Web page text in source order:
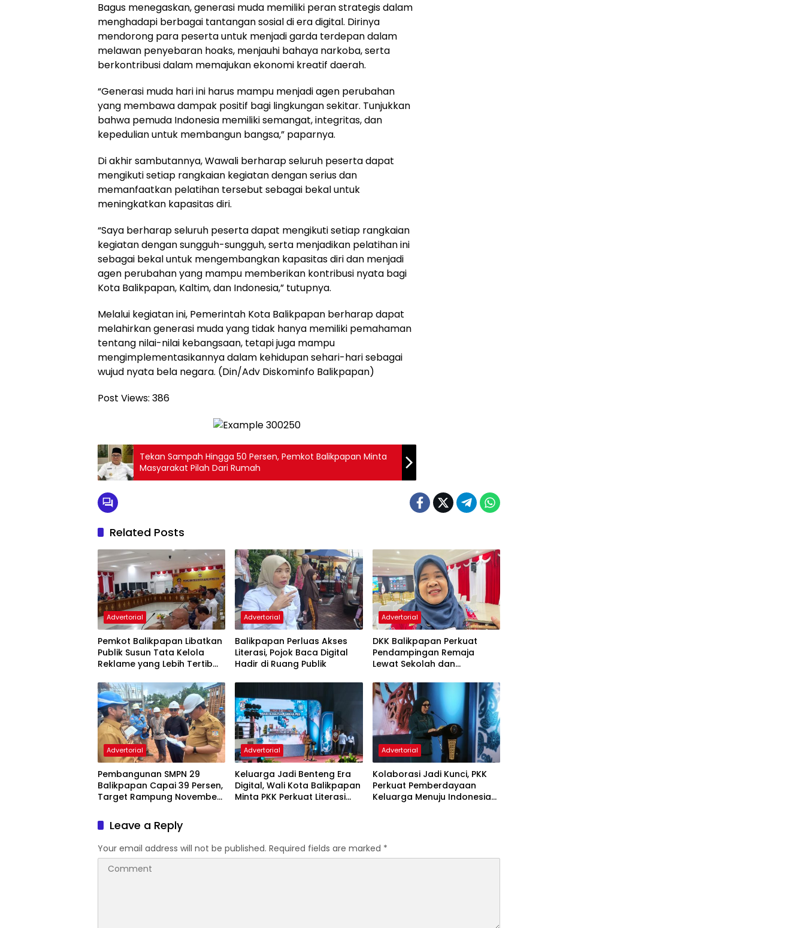
Bagus menegaskan, generasi muda memiliki peran strategis dalam
menghadapi berbagai tantangan sosial di era digital. Dirinya
mendorong para peserta untuk menjadi garda terdepan dalam
melawan penyebaran hoaks, menjauhi bahaya narkoba, serta
berkontribusi dalam memajukan ekonomi kreatif daerah.
“Generasi muda hari ini harus mampu menjadi agen perubahan
yang membawa dampak positif bagi lingkungan sekitar. Tunjukkan
bahwa pemuda Indonesia memiliki semangat, integritas, dan
kepedulian untuk membangun bangsa,” paparnya.
Di akhir sambutannya, Wawali berharap seluruh peserta dapat
mengikuti setiap rangkaian kegiatan dengan serius dan
memanfaatkan pelatihan tersebut sebagai bekal untuk
meningkatkan kapasitas diri.
“Saya berharap seluruh peserta dapat mengikuti setiap rangkaian
kegiatan dengan sungguh-sungguh, serta menjadikan pelatihan ini
sebagai bekal untuk mengembangkan kapasitas diri dan menjadi
agen perubahan yang mampu memberikan kontribusi nyata bagi
Kota Balikpapan, Kaltim, dan Indonesia,” tutupnya.
Melalui kegiatan ini, Pemerintah Kota Balikpapan berharap dapat
melahirkan generasi muda yang tidak hanya memiliki pemahaman
tentang nilai-nilai kebangsaan, tetapi juga mampu
mengimplementasikannya dalam kehidupan sehari-hari sebagai
wujud nyata bela negara. (Din/Adv Diskominfo Balikpapan)
Post Views: 386
Tekan Sampah Hingga 50 Persen, Pemkot Balikpapan Minta
Masyarakat Pilah Dari Rumah
Related Posts
Advertorial
Pemkot Balikpapan Libatkan
Publik Susun Tata Kelola
Reklame yang Lebih Tertib
Advertorial
Balikpapan Perluas Akses
Literasi, Pojok Baca Digital
Hadir di Ruang Publik
Advertorial
DKK Balikpapan Perkuat
Pendampingan Remaja
Lewat Sekolah dan
Advertorial
Pembangunan SMPN 29
Balikpapan Capai 39 Persen,
Target Rampung November
Advertorial
Keluarga Jadi Benteng Era
Digital, Wali Kota Balikpapan
Minta PKK Perkuat Literasi
Advertorial
Kolaborasi Jadi Kunci, PKK
Perkuat Pemberdayaan
Keluarga Menuju Indonesia
Leave a Reply
Your email address will not be published. Required fields are marked *